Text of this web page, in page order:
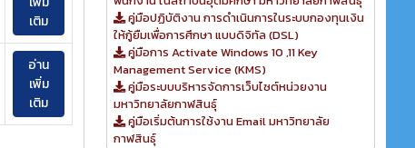
เติม
อ่าน
เพิ่ม
เติม
คู่มือปฏิบัติงาน การดำเนินการในระบบกองทุนเงิน
ให้กู้ยืมเพื่อการศึกษา แบบดิจิทัล (DSL)
คู่มือการ Activate Windows 10 ,11 Key
Management Service (KMS)
คู่มือระบบบริหารจัดการเว็บไซต์หน่วยงาน
มหาวิทยาลัยกาฬสินธุ์
คู่มือเริ่มต้นการใช้งาน Email มหาวิทยาลัย
กาฬสินธุ์